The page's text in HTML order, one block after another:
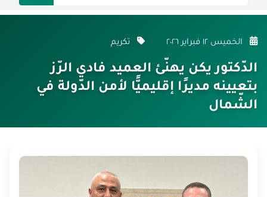
الخميس ١٢ فبراير ٢٠٢٦ تكريم
الدّكتور يكن يهنّئ العميد فادي الرّز
بتعيينه مديرًا إقليميًّا لأمن الدّولة في
الشّمال